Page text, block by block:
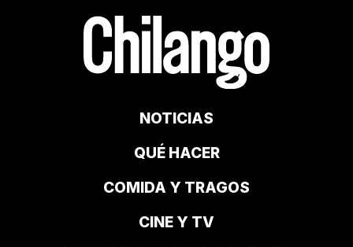
NOTICIAS
QUÉ HACER
COMIDA Y TRAGOS
CINE Y TV